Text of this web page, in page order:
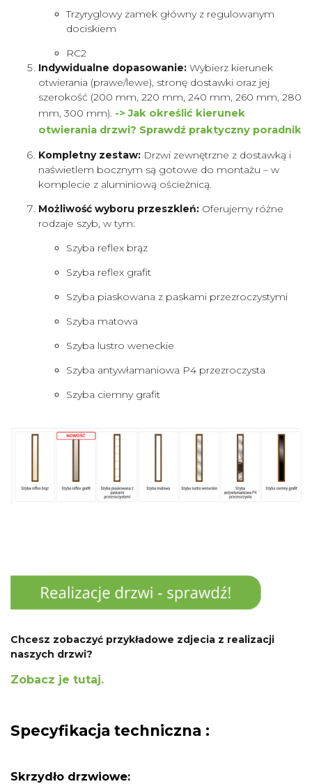
Trzyryglowy zamek główny z regulowanym
dociskiem
RC2
Indywidualne dopasowanie: Wybierz kierunek
otwierania (prawe/lewe), stronę dostawki oraz jej
szerokość (200 mm, 220 mm, 240 mm, 260 mm, 280
mm, 300 mm). -> Jak określić kierunek
otwierania drzwi? Sprawdź praktyczny poradnik
Kompletny zestaw: Drzwi zewnętrzne z dostawką i
naświetlem bocznym są gotowe do montażu – w
komplecie z aluminiową ościeżnicą.
Możliwość wyboru przeszkleń: Oferujemy różne
rodzaje szyb, w tym:
Szyba reflex brąz
Szyba reflex grafit
Szyba piaskowana z paskami przezroczystymi
Szyba matowa
Szyba lustro weneckie
Szyba antywłamaniowa P4 przezroczysta
Szyba ciemny grafit
Chcesz zobaczyć przykładowe zdjecia z realizacji
naszych drzwi?
Zobacz je tutaj.
Specyfikacja techniczna :
Skrzydło drzwiowe: